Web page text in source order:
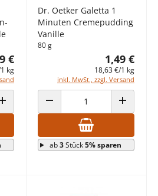
€
kg
ANZAHL ERHÖHEN
Dr. Oetker Galetta 1
Minuten Cremepudding
Vanille
80 g
1,49 €
18,63 €/1 kg
inkl. MwSt., zzgl. Versand
ANZAHL VERRINGERN ANZAHL
ab3Stück5% sparen